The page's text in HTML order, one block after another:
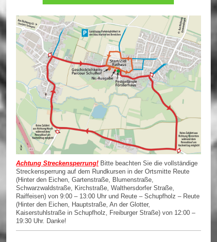
Achtung Streckensperrung! Bitte beachten Sie die vollständige
Streckensperrung auf dem Rundkursen in der Ortsmitte Reute
(Hinter den Eichen, Gartenstraße, Blumenstraße,
Schwarzwaldstraße, Kirchstraße, Walthersdorfer Straße,
Raiffeisen) von 9:00 – 13:00 Uhr und Reute – Schupfholz – Reute
(Hinter den Eichen, Hauptstraße, An der Glotter,
Kaiserstuhlstraße in Schupfholz, Freiburger Straße) von 12:00 –
19:30 Uhr. Danke!